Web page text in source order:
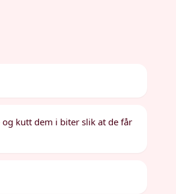
kutt dem i biter slik at de får